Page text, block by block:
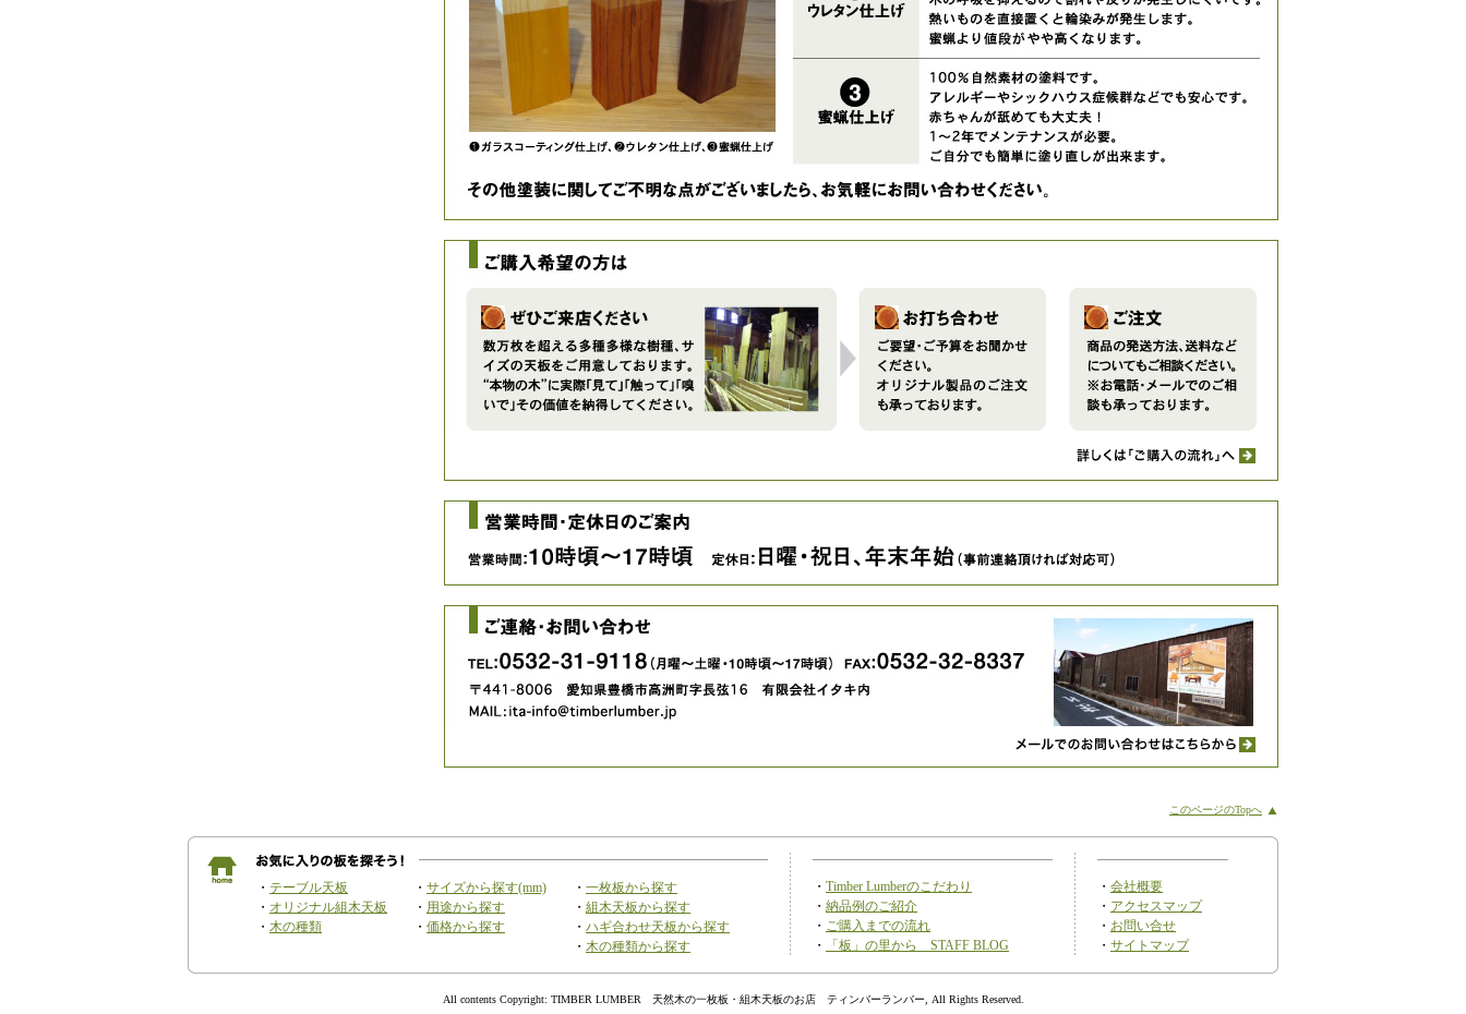
このページのTopへ
・ テーブル天板
・ オリジナル組木天板
・ 木の種類
・ サイズから探す(mm)
・ 用途から探す
・ 価格から探す
・ 一枚板から探す
・ 組木天板から探す
・ ハギ合わせ天板から探す
・ 木の種類から探す
・ Timber Lumberのこだわり
・ 納品例のご紹介
・ ご購入までの流れ
・
「板」の里から STAFF BLOG
・ 会社概要
・ アクセスマップ
・ お問い合せ
・ サイトマップ
All contents Copyright: TIMBER LUMBER 天然木の一枚板・組木天板のお店 ティンバーランバー, All Rights Reserved.